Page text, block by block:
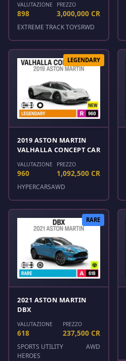
VALUTAZIONE
898
PREZZO
3,000,000 CR
EXTREME TRACK TOYSRWD
LEGENDARY
2019 ASTON MARTIN
VALHALLA CONCEPT CAR
VALUTAZIONE
960
PREZZO
1,092,500 CR
HYPERCARSAWD
RARE
2021 ASTON MARTIN
DBX
VALUTAZIONE
618
PREZZO
237,500 CR
SPORTS UTILITY
HEROES
AWD